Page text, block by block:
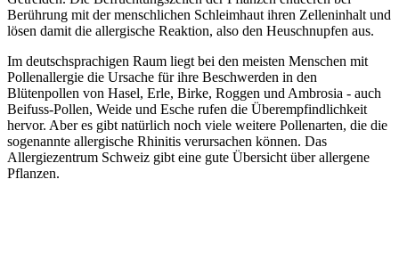
Berührung mit der menschlichen Schleimhaut ihren Zelleninhalt und
lösen damit die allergische Reaktion, also den Heuschnupfen aus.
Im deutschsprachigen Raum liegt bei den meisten Menschen mit
Pollenallergie die Ursache für ihre Beschwerden in den
Blütenpollen von Hasel, Erle, Birke, Roggen und Ambrosia - auch
Beifuss-Pollen, Weide und Esche rufen die Überempfindlichkeit
hervor. Aber es gibt natürlich noch viele weitere Pollenarten, die die
sogenannte allergische Rhinitis verursachen können. Das
Allergiezentrum Schweiz gibt eine gute Übersicht über allergene
Pflanzen.